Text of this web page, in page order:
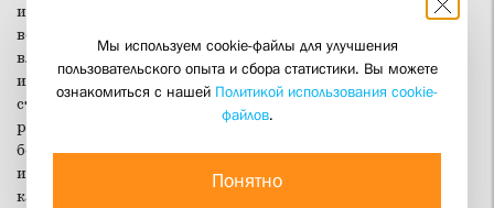
иезуитов). В 1959 году был рукоположен во диакона, в 1963
во пресвитера византийского обряда. В 1960-е годы под
влиянием профессора Хуана Матеоса он обратился к
изучению языков и богослужения. Имел магистерские
степени по философии (Бостонский колледж, 1956),
русскому языку (Фордемский университет, 1961),
богословию (Уэстон колледж, 1964), продолжал
исследования в Папском восточном институте в Риме в
качестве выпускника Папской коллегии Руссикум.
Мы используем cookie-файлы для улучшения
пользовательского опыта и сбора статистики. Вы можете
ознакомиться с нашей Политикой использования cookie-
файлов.
Понятно